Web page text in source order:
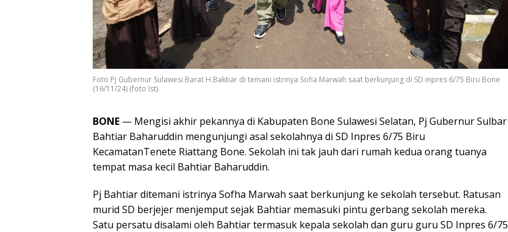
Foto Pj Gubernur Sulawesi Barat H.Baktiar di temani istrinya Sofia Marwah saat berkunjung di SD inpres 6/75 Biru Bone
(16/11/24) (foto Ist).
BONE — Mengisi akhir pekannya di Kabupaten Bone Sulawesi Selatan, Pj Gubernur Sulbar
Bahtiar Baharuddin mengunjungi asal sekolahnya di SD Inpres 6/75 Biru
KecamatanTenete Riattang Bone. Sekolah ini tak jauh dari rumah kedua orang tuanya
tempat masa kecil Bahtiar Baharuddin.
Pj Bahtiar ditemani istrinya Sofha Marwah saat berkunjung ke sekolah tersebut. Ratusan
murid SD berjejer menjemput sejak Bahtiar memasuki pintu gerbang sekolah mereka.
Satu persatu disalami oleh Bahtiar termasuk kepala sekolah dan guru guru SD Inpres 6/75